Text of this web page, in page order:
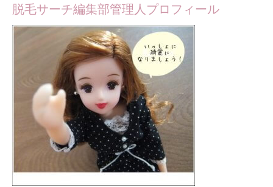
脱毛サーチ編集部管理人プロフィール